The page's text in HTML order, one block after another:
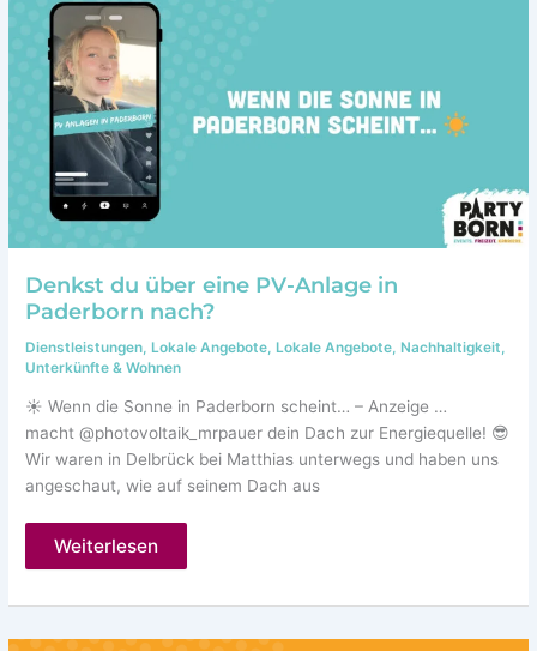
bei
airfect!
Denkst du über eine PV-Anlage in
Paderborn nach?
Dienstleistungen, Lokale Angebote, Lokale Angebote, Nachhaltigkeit,
Unterkünfte & Wohnen
☀️ Wenn die Sonne in Paderborn scheint… – Anzeige …
macht @photovoltaik_mrpauer dein Dach zur Energiequelle! 😎
Wir waren in Delbrück bei Matthias unterwegs und haben uns
angeschaut, wie auf seinem Dach aus
Denkst
Anlage
Weiterlesen